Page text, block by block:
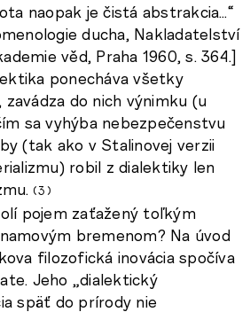
naopak je čistá abstrakcia…“
ducha, Nakladatelství
věd, Praha 1960, s. 364.]
ponecháva všetky
do nich výnimku (u
sa vyhýba nebezpečenstvu
(tak ako v Stalinovej verzii
robil z dialektiky len
3
pojem zaťažený toľkým
bremenom? Na úvod
filozofická inovácia spočíva
Jeho „dialektický
späť do prírody nie